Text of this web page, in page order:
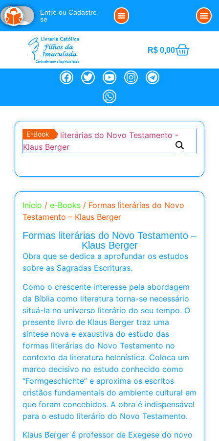
Entre ou Cadastre-
se
R$0,00
E-Book
Início / e-Books / Formas literárias do Novo
Testamento – Klaus Berger
Formas literárias do Novo Testamento –
Klaus Berger
Obra que se dedica a aprofundar os estudos
sobre as Sagradas Escrituras.
Como o crescente interesse pela abordagem
da Bíblia como literatura torna-se necessário
situá-la no universo literário do seu tempo. O
presente livro de Klaus Berger traz uma
síntese nova e exaustiva do estudo das
formas literárias do Novo Testamento no
contexto da literatura helenística. Coloca um
marco decisivo no estudo conhecido como
“Formgeschichte” e aproxima os escritos
cristãos fundamentais do ambiente cultural em
que foram concebidos. A obra é indispensável
para o estudo literário do Novo Testamento.
Klaus Berger é professor de Exegese do novo